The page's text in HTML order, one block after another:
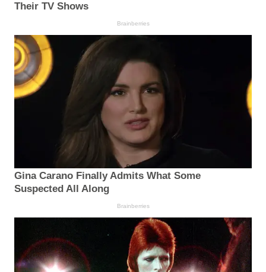
Their TV Shows
Brainberries
Gina Carano Finally Admits What Some
Suspected All Along
Brainberries